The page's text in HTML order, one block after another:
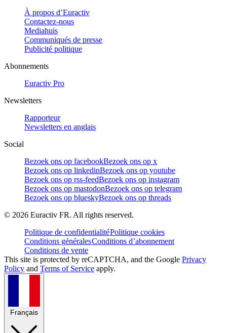
À propos d’Euractiv
Contactez-nous
Mediahuis
Communiqués de presse
Publicité politique
Abonnements
Euractiv Pro
Newsletters
Rapporteur
Newsletters en anglais
Social
Bezoek ons op facebookBezoek ons op x
Bezoek ons op linkedinBezoek ons op youtube
Bezoek ons op rss-feedBezoek ons op instagram
Bezoek ons op mastodonBezoek ons op telegram
Bezoek ons op blueskyBezoek ons op threads
© 2026 Euractiv FR. All rights reserved.
Politique de confidentialitéPolitique cookies
Conditions généralesConditions d’abonnement
Conditions de vente
This site is protected by reCAPTCHA, and the Google Privacy
Policy and Terms of Service apply.
Français